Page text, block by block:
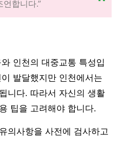
언합니다.”
인천의 대중교통 특성입
발달했지만 인천에서는
니다. 따라서 자신의 생활
팁을 고려해야 합니다.
의사항을 사전에 검사하고